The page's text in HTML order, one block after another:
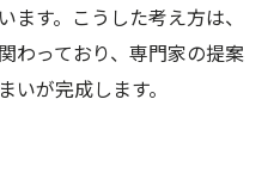
す。こうした考え方は、
わっており、専門家の提案
いが完成します。